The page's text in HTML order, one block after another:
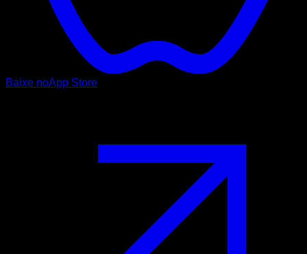
Baixe noApp Store